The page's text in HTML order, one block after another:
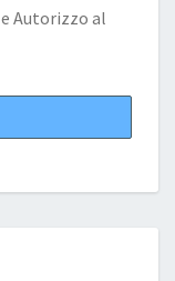
e Autorizzo al